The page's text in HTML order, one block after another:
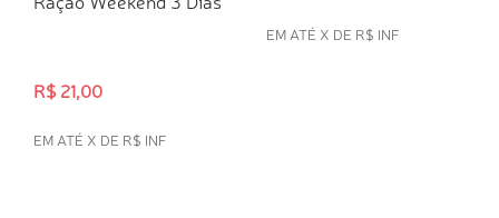
R$ 21,00
EM ATÉ X DE R$ INF
EM ATÉ X DE R$ INF